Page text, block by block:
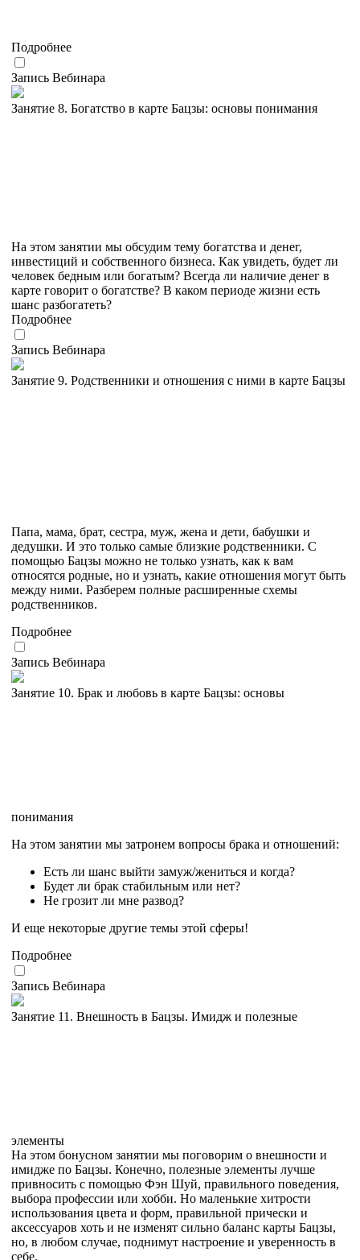
Подробнее
Запись Вебинара
Занятие 8. Богатство в карте Бацзы: основы понимания
На этом занятии мы обсудим тему богатства и денег,
инвестиций и собственного бизнеса. Как увидеть, будет ли
человек бедным или богатым? Всегда ли наличие денег в
карте говорит о богатстве? В каком периоде жизни есть
шанс разбогатеть?
Подробнее
Запись Вебинара
Занятие 9. Родственники и отношения с ними в карте Бацзы
Папа, мама, брат, сестра, муж, жена и дети, бабушки и
дедушки. И это только самые близкие родственники. С
помощью Бацзы можно не только узнать, как к вам
относятся родные, но и узнать, какие отношения могут быть
между ними. Разберем полные расширенные схемы
родственников.
Подробнее
Запись Вебинара
Занятие 10. Брак и любовь в карте Бацзы: основы
понимания
На этом занятии мы затронем вопросы брака и отношений:
Есть ли шанс выйти замуж/жениться и когда?
Будет ли брак стабильным или нет?
Не грозит ли мне развод?
И еще некоторые другие темы этой сферы!
Подробнее
Запись Вебинара
Занятие 11. Внешность в Бацзы. Имидж и полезные
элементы
На этом бонусном занятии мы поговорим о внешности и
имидже по Бацзы. Конечно, полезные элементы лучше
привносить с помощью Фэн Шуй, правильного поведения,
выбора профессии или хобби. Но маленькие хитрости
использования цвета и форм, правильной прически и
аксессуаров хоть и не изменят сильно баланс карты Бацзы,
но, в любом случае, поднимут настроение и уверенность в
себе.